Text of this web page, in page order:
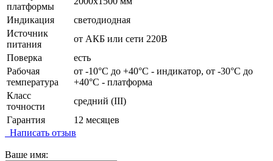
платформы
Индикация
светодиодная
Источник
питания
от АКБ или сети 220В
Поверка
есть
Рабочая
температура
от -10°C до +40°C - индикатор, от -30°C до
+40°C - платформа
Класс
точности
средний (III)
Гарантия
12 месяцев
Написать отзыв
Ваше имя: